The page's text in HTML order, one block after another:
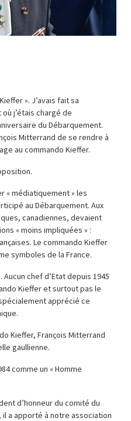
». J’avais fait sa
j’étais chargé de
du Débarquement.
Mitterrand de se rendre à
au commando Kieffer.
« médiatiquement » les
au Débarquement. Aux
canadiennes, devaient
« moins impliquées » :
Le commando Kieffer
symboles de la France.
chef d’Etat depuis 1945
Kieffer et surtout pas le
apprécié ce
Kieffer, François Mitterrand
gaullienne.
comme un « Homme
d’honneur du comité du
il a apporté à notre association